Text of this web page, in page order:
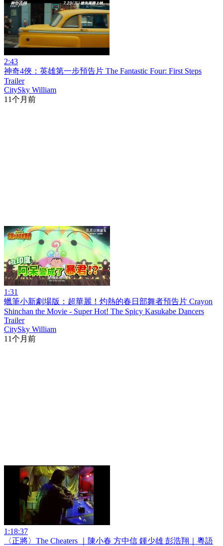
2:43
神奇4俠：英雄第一步預告片 The Fantastic Four: First Steps
Trailer
CitySky William
11个月前
1:31
蠟筆小新劇場版：超華麗！灼熱的春日部舞者預告片 Crayon
Shinchan the Movie - Super Hot! The Spicy Kasukabe Dancers
Trailer
CitySky William
11个月前
1:18:37
〈正將〉The Cheaters ｜陳小春 方中信 鍾少雄 彭浩翔｜粵語